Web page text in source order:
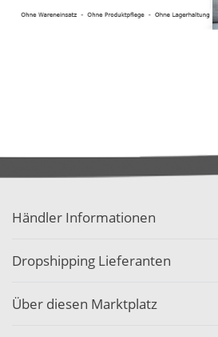
Händler Informationen
Dropshipping Lieferanten
Über diesen Marktplatz